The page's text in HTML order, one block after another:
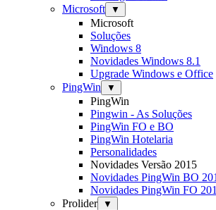
Microsoft
▼
Microsoft
Soluções
Windows 8
Novidades Windows 8.1
Upgrade Windows e Office
PingWin
▼
PingWin
Pingwin - As Soluções
PingWin FO e BO
PingWin Hotelaria
Personalidades
Novidades Versão 2015
Novidades PingWin BO
Novidades PingWin FO
Prolider
▼